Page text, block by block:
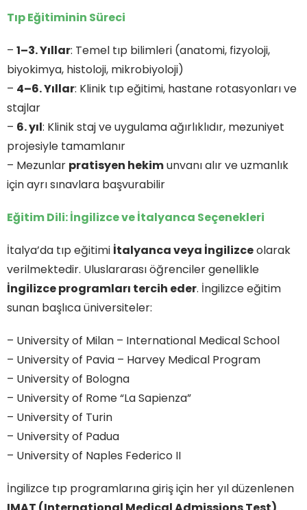
Tıp Eğitiminin Süreci
– 1–3. Yıllar: Temel tıp bilimleri (anatomi, fizyoloji,
biyokimya, histoloji, mikrobiyoloji)
– 4–6. Yıllar: Klinik tıp eğitimi, hastane rotasyonları ve
stajlar
– 6. yıl: Klinik staj ve uygulama ağırlıklıdır, mezuniyet
projesiyle tamamlanır
– Mezunlar pratisyen hekimunvanı alır ve uzmanlık
için ayrı sınavlara başvurabilir
Eğitim Dili: İngilizce ve İtalyanca Seçenekleri
İtalya’da tıp eğitimi İtalyanca veya İngilizceolarak
verilmektedir. Uluslararası öğrenciler genellikle
İngilizce programları tercih eder. İngilizce eğitim
sunan başlıca üniversiteler:
– University of Milan – International Medical School
– University of Pavia – Harvey Medical Program
– University of Bologna
– University of Rome “La Sapienza”
– University of Turin
– University of Padua
– University of Naples Federico II
İngilizce tıp programlarına giriş için her yıl düzenlenen